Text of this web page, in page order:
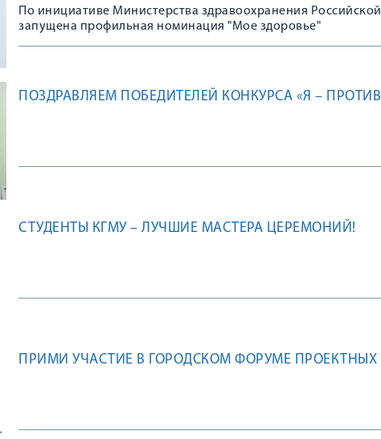
ТЕРРИТОРИЙ «МОЯ СТРАНА – МОЯ РОССИЯ»
По инициативе Министерства здравоохранения
запущена профильная номинация "Мое здоровье"
ПОЗДРАВЛЯЕМ ПОБЕДИТЕЛЕЙ КОНКУРСА «Я –
СТУДЕНТЫ КГМУ – ЛУЧШИЕ МАСТЕРА ЦЕРЕМОНИЙ!
ПРИМИ УЧАСТИЕ В ГОРОДСКОМ ФОРУМЕ